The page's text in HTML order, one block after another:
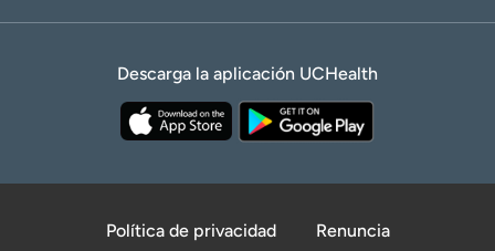
Descarga la aplicación UCHealth
Política de privacidad Renuncia